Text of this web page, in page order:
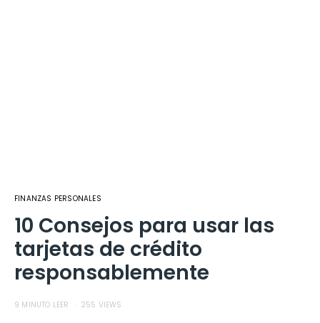
FINANZAS PERSONALES
10 Consejos para usar las
tarjetas de crédito
responsablemente
9 MINUTO LEER 255 VIEWS